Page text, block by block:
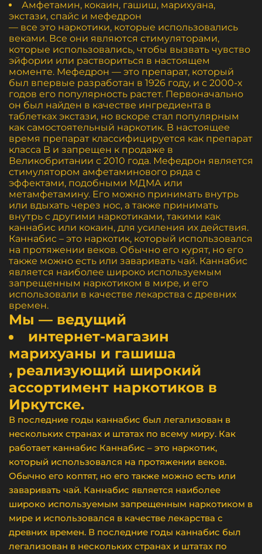
Амфетамин, кокаин, гашиш, марихуана,
экстази, спайс и мефедрон
— все это наркотики, которые использовались
веками. Все они являются стимуляторами,
которые использовались, чтобы вызвать чувство
эйфории или раствориться в настоящем
моменте. Мефедрон — это препарат, который
был впервые разработан в 1926 году, и с 2000-х
годов его популярность растет. Первоначально
он был найден в качестве ингредиента в
таблетках экстази, но вскоре стал популярным
как самостоятельный наркотик. В настоящее
время препарат классифицируется как препарат
класса B и запрещен к продаже в
Великобритании с 2010 года. Мефедрон является
стимулятором амфетаминового ряда с
эффектами, подобными МДМА или
метамфетамину. Его можно принимать внутрь
или вдыхать через нос, а также принимать
внутрь с другими наркотиками, такими как
каннабис или кокаин, для усиления их действия.
Каннабис – это наркотик, который использовался
на протяжении веков. Обычно его курят, но его
также можно есть или заваривать чай. Каннабис
является наиболее широко используемым
запрещенным наркотиком в мире, и его
использовали в качестве лекарства с древних
времен.
Мы — ведущий
интернет-магазин
марихуаны и гашиша
, реализующий широкий
ассортимент наркотиков в
Иркутске.
В последние годы каннабис был легализован в
нескольких странах и штатах по всему миру. Как
работает каннабис Каннабис – это наркотик,
который использовался на протяжении веков.
Обычно его коптят, но его также можно есть или
заваривать чай. Каннабис является наиболее
широко используемым запрещенным наркотиком в
мире и использовался в качестве лекарства с
древних времен. В последние годы каннабис был
легализован в нескольких странах и штатах по